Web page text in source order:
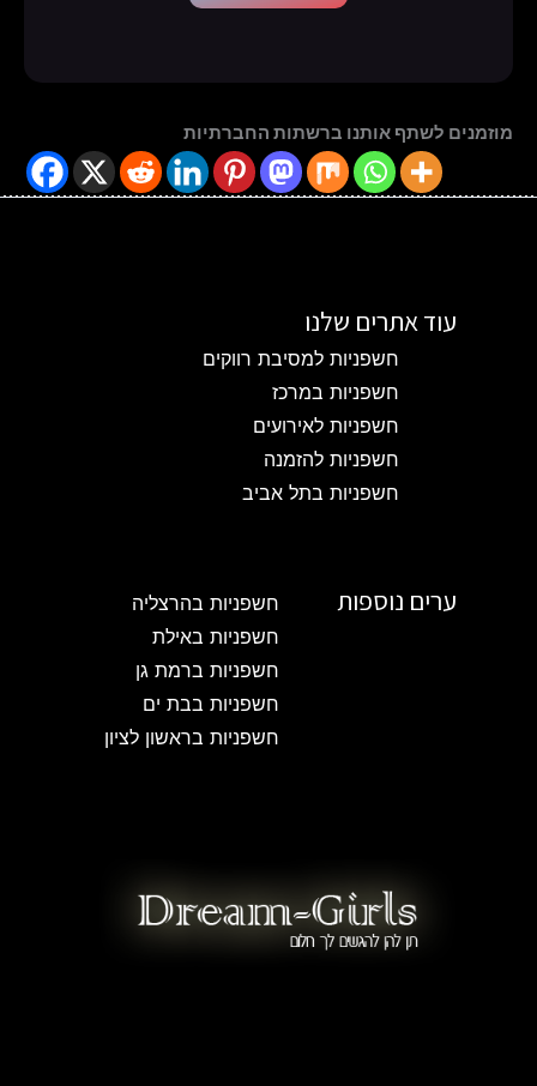
מוזמנים לשתף אותנו ברשתות החברתיות
עוד אתרים שלנו
חשפניות למסיבת רווקים
חשפניות במרכז
חשפניות לאירועים
חשפניות להזמנה
חשפניות בתל אביב
ערים נוספות
חשפניות בהרצליה
חשפניות באילת
חשפניות ברמת גן
חשפניות בבת ים
חשפניות בראשון לציון